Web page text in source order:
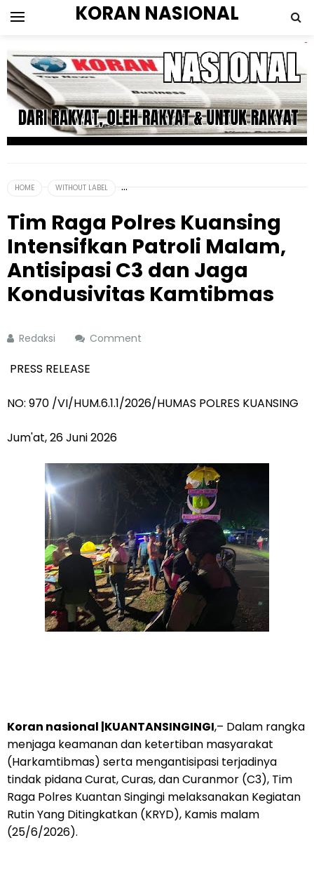
KORAN NASIONAL
HOME WITHOUT LABEL
Tim Raga Polres Kuansing
Intensifkan Patroli Malam,
Antisipasi C3 dan Jaga
Kondusivitas Kamtibmas
Redaksi Comment
PRESS RELEASE
NO: 970 /VI/HUM.6.1.1/2026/HUMAS POLRES KUANSING
Jum'at, 26 Juni 2026
Koran nasional |KUANTANSINGINGI,– Dalam rangka
menjaga keamanan dan ketertiban masyarakat
(Harkamtibmas) serta mengantisipasi terjadinya
tindak pidana Curat, Curas, dan Curanmor (C3), Tim
Raga Polres Kuantan Singingi melaksanakan Kegiatan
Rutin Yang Ditingkatkan (KRYD), Kamis malam
(25/6/2026).